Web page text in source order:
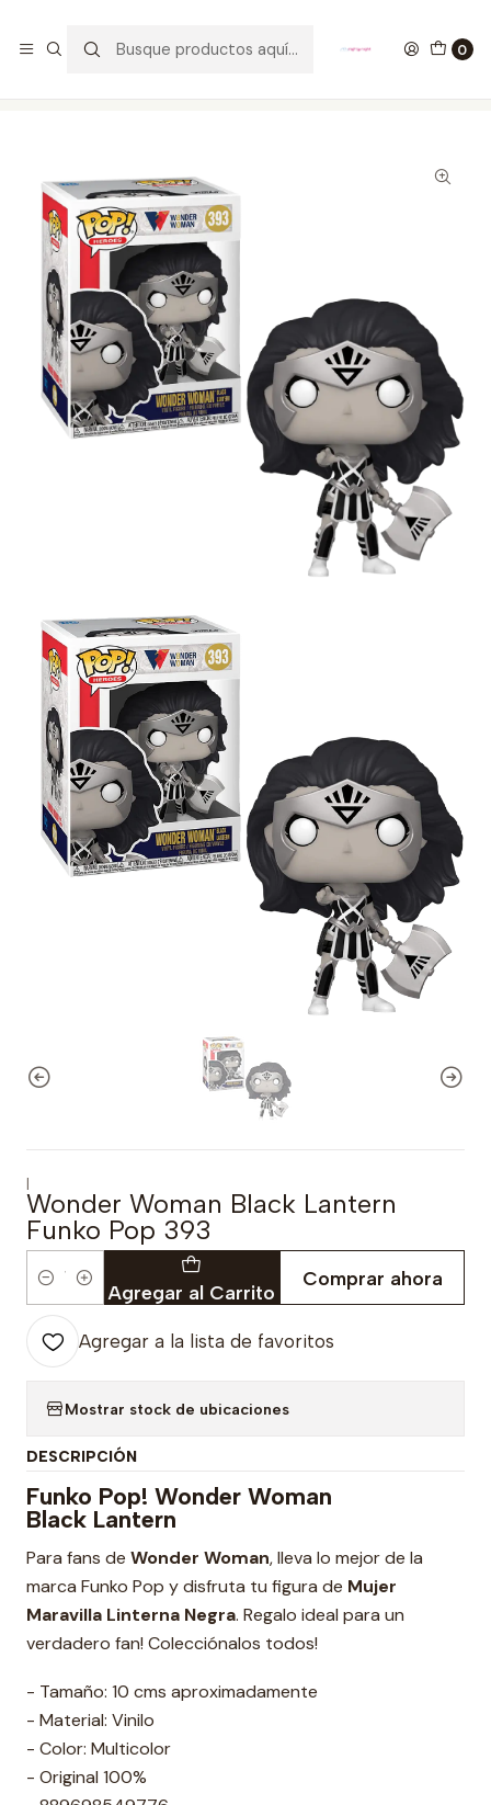
0
|
Wonder Woman Black Lantern
Funko Pop 393
Cantidad Agregar al Carrito
Comprar ahora
Agregar a la lista de favoritos
Mostrar stock de ubicaciones
DESCRIPCIÓN
Funko Pop! Wonder Woman
Black Lantern
Para fans de Wonder Woman, lleva lo mejor de la
marca Funko Pop y disfruta tu figura de Mujer
Maravilla Linterna Negra. Regalo ideal para un
verdadero fan! Colecciónalos todos!
- Tamaño: 10 cms aproximadamente
- Material: Vinilo
- Color: Multicolor
- Original 100%